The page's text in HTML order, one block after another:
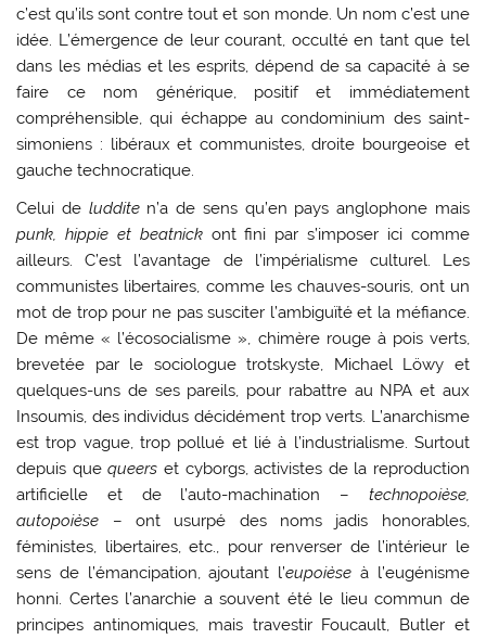
c’est qu’ils sont contre tout et son monde. Un nom c’est une
idée. L’émergence de leur courant, occulté en tant que tel
dans les médias et les esprits, dépend de sa capacité à se
faire ce nom générique, positif et immédiatement
compréhensible, qui échappe au condominium des saint-
simoniens : libéraux et communistes, droite bourgeoise et
gauche technocratique.
Celui de ludditen’a de sens qu’en pays anglophone mais
punk, hippie et beatnickont fini par s’imposer ici comme
ailleurs. C’est l’avantage de l’impérialisme culturel. Les
communistes libertaires, comme les chauves-souris, ont un
mot de trop pour ne pas susciter l’ambiguïté et la méfiance.
De même « l’écosocialisme », chimère rouge à pois verts,
brevetée par le sociologue trotskyste, Michael Löwy et
quelques-uns de ses pareils, pour rabattre au NPA et aux
Insoumis, des individus décidément trop verts. L’anarchisme
est trop vague, trop pollué et lié à l’industrialisme. Surtout
depuis quequeers et cyborgs, activistes de la reproduction
artificielle et de l’auto-machination – technopoièse,
autopoièse – ont usurpé des noms jadis honorables,
féministes, libertaires, etc., pour renverser de l’intérieur le
sens de l’émancipation, ajoutant l’eupoièse à l’eugénisme
honni. Certes l’anarchie a souvent été le lieu commun de
principes antinomiques, mais travestir Foucault, Butler et